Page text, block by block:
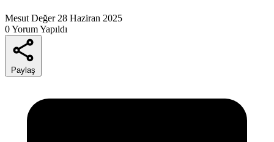
Mesut Değer 28 Haziran 2025
0 Yorum Yapıldı
Paylaş